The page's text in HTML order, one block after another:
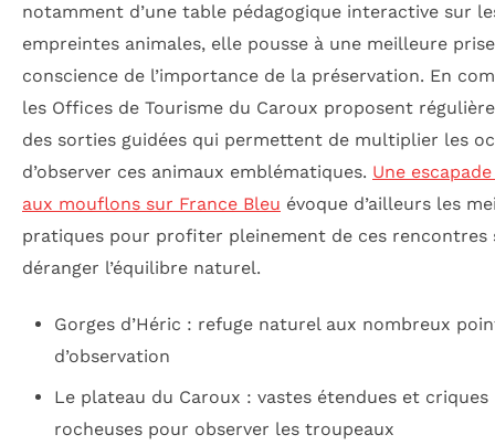
notamment d’une table pédagogique interactive sur
empreintes animales, elle pousse à une meilleure
conscience de l’importance de la préservation. En
les Offices de Tourisme du Caroux proposent
des sorties guidées qui permettent de multiplier les
d’observer ces animaux emblématiques. Une
aux mouflons sur France Bleu évoque d’ailleurs les
pratiques pour profiter pleinement de ces rencontres
déranger l’équilibre naturel.
Gorges d’Héric : refuge naturel aux nombreux
d’observation
Le plateau du Caroux : vastes étendues et criques
rocheuses pour observer les troupeaux